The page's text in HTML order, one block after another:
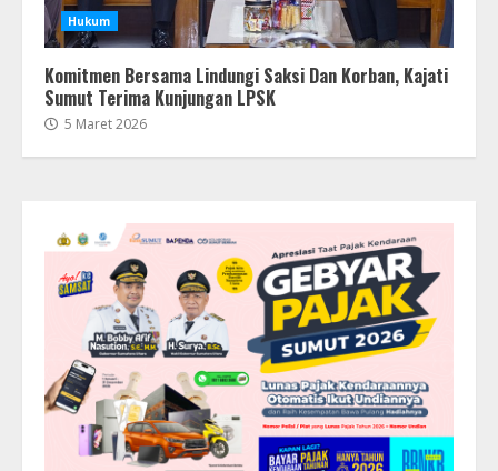
Hukum
Komitmen Bersama Lindungi Saksi Dan Korban, Kajati
Sumut Terima Kunjungan LPSK
5 Maret 2026